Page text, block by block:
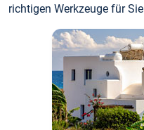
richtigen Werkzeuge für Sie